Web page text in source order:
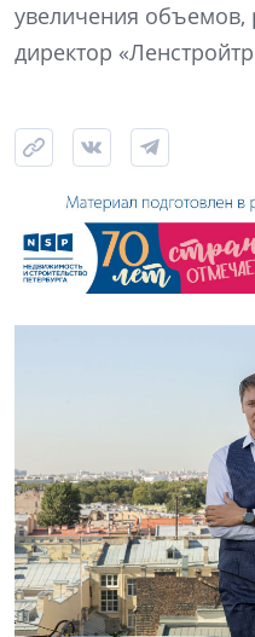
увеличения объемов,
директор